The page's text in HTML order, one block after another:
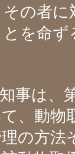
の者
を命
事は、
、動物
の方法